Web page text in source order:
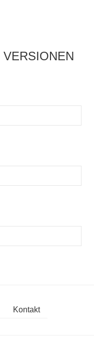
VERSIONEN
Kontakt